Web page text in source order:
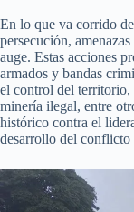
En lo que va corrido
persecución,
auge. Estas acciones
armados y bandas
el control del territorio,
minería ilegal, entre
histórico contra el
desarrollo del